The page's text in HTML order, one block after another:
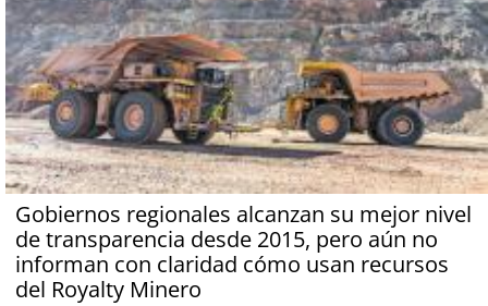
Gobiernos regionales alcanzan su mejor nivel
de transparencia desde 2015, pero aún no
informan con claridad cómo usan recursos
del Royalty Minero